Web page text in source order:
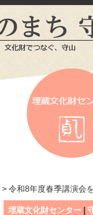
> 令和8年度春季講演会
埋蔵文化財センター